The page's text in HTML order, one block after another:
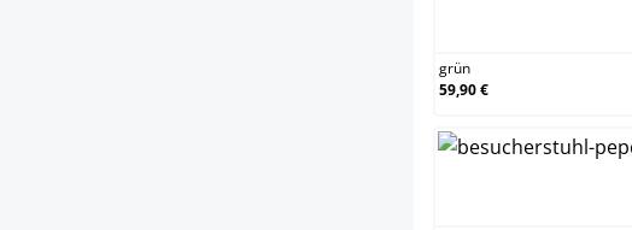
grün
59,90 €